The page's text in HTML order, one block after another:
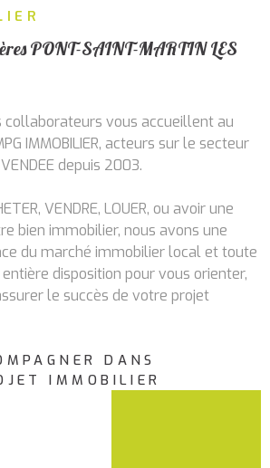
MAIL
PONT-SAINT-MARTIN LES
collaborateurs vous accueillent au
IMMOBILIER, acteurs sur le secteur
VENDEE depuis 2003.
VENDRE, LOUER, ou avoir une
bien immobilier, nous avons une
du marché immobilier local et toute
disposition pour vous orienter,
le succès de votre projet
immobiliers à
DANS
IMMOBILIER